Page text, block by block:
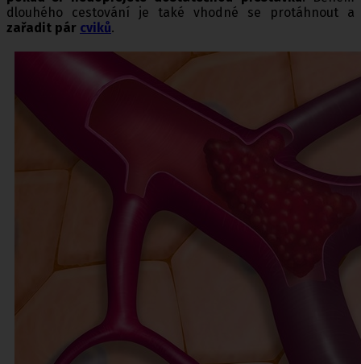
dlouhého cestování je také vhodné se protáhnout a
zařadit pár cviků.